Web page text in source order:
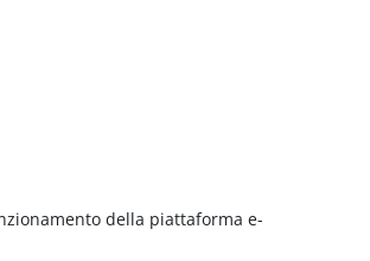
della piattaforma e-